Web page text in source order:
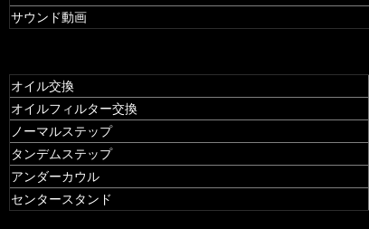
サウンド動画
オイル交換
オイルフィルター交換
ノーマルステップ
タンデムステップ
アンダーカウル
センタースタンド